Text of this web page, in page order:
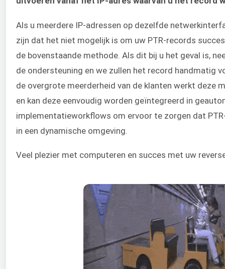
Als u meerdere IP-adressen op dezelfde
zijn dat het niet mogelijk is om uw PTR-records
de bovenstaande methode. Als dit bij u het geval is,
de ondersteuning en we zullen het record handmatig
de overgrote meerderheid van de klanten werkt deze
en kan deze eenvoudig worden geïntegreerd in
implementatieworkflows om ervoor te zorgen dat
in een dynamische omgeving.
Veel plezier met computeren en succes met uw